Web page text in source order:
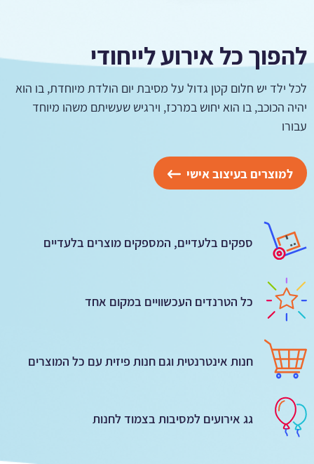
להפוך כל אירוע לייחודי
לכל ילד יש חלום קטן גדול על מסיבת יום הולדת מיוחדת, בו הוא
יהיה הכוכב, בו הוא יחוש במרכז, וירגיש שעשיתם משהו מיוחד
עבורו
למוצרים בעיצוב אישי
ספקים בלעדיים, המספקים מוצרים בלעדיים
כל הטרנדים העכשוויים במקום אחד
חנות אינטרנטית וגם חנות פיזית עם כל המוצרים
גג אירועים למסיבות בצמוד לחנות